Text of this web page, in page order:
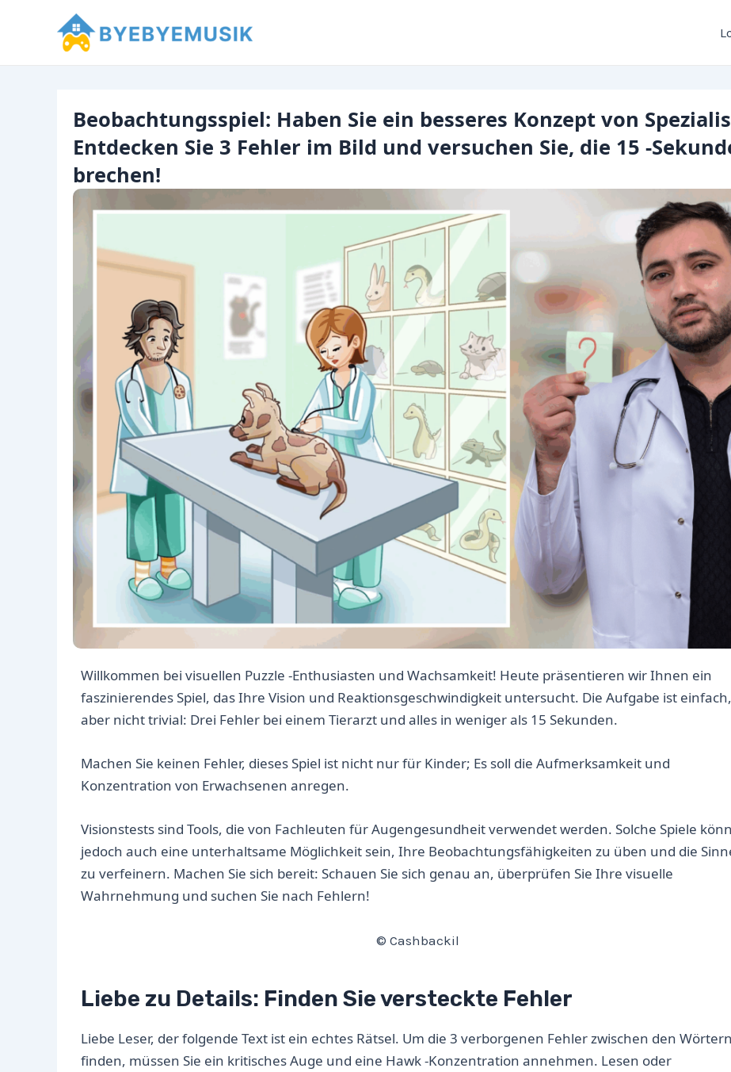
Beobachtungsspiel: Haben Sie ein besseres Konzept von
Entdecken Sie 3 Fehler im Bild und versuchen Sie, die 15 -
brechen!
Willkommen bei visuellen Puzzle -Enthusiasten und Wachsamkeit! Heute präsentieren wir Ihnen ein
faszinierendes Spiel, das Ihre Vision und Reaktionsgeschwindigkeit untersucht. Die Aufgabe ist einfach,
aber nicht trivial: Drei Fehler bei einem Tierarzt und alles in weniger als 15 Sekunden.
Machen Sie keinen Fehler, dieses Spiel ist nicht nur für Kinder; Es soll die Aufmerksamkeit und
Konzentration von Erwachsenen anregen.
Visionstests sind Tools, die von Fachleuten für Augengesundheit verwendet werden. Solche Spiele
jedoch auch eine unterhaltsame Möglichkeit sein, Ihre Beobachtungsfähigkeiten zu üben und die
zu verfeinern. Machen Sie sich bereit: Schauen Sie sich genau an, überprüfen Sie Ihre visuelle
Wahrnehmung und suchen Sie nach Fehlern!
© Cashbackil
Liebe zu Details: Finden Sie versteckte Fehler
Liebe Leser, der folgende Text ist ein echtes Rätsel. Um die 3 verborgenen Fehler zwischen den
finden, müssen Sie ein kritisches Auge und eine Hawk -Konzentration annehmen. Lesen oder